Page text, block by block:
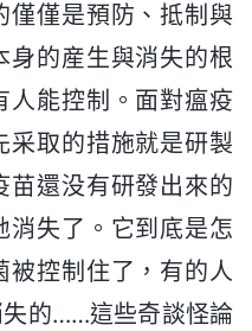
僅僅是預防、抵制與
身的産生與消失的根
人能控制。面對瘟疫
采取的措施就是研製
苗還没有研發出來的
消失了。它到底是怎
被控制住了，有的人
失的……這些奇談怪論